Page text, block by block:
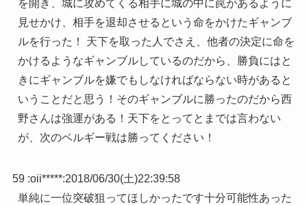
を開き、城に攻めてくる相手に城の中に罠があるように
見せかけ、相手を退却させるという命をかけたギャンブ
ルを行った！ 天下を取った人でさえ、他者の決定に命を
かけるようなギャンブルしているのだから、勝負にはと
きにギャンブルを嫌でもしなければならない時があると
いうことだと思う！そのギャンブルに勝ったのだから西
野さんは強運がある！天下をとってとまでは言わない
が、次のベルギー戦は勝ってください！
59 :oii*****:2018/06/30(土)22:39:58
単純に一位突破狙ってほしかったです十分可能性あった